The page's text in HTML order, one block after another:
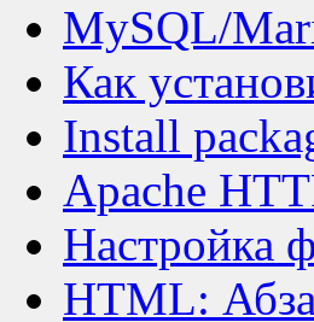
MySQL/
Как
Install
Apache
Настройка
HTML: